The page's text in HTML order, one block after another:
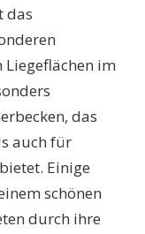
das
im
das
auch für
Einige
schönen
durch ihre